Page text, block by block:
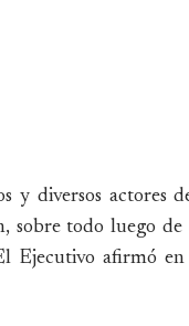
y diversos actores
sobre todo luego
Ejecutivo afirmó